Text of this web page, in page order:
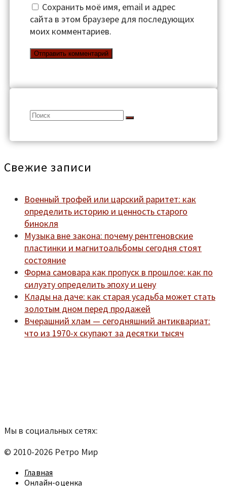
Сохранить моё имя, email и адрес
сайта в этом браузере для последующих
моих комментариев.
Search
Свежие записи
Военный трофей или царский раритет: как
определить историю и ценность старого
бинокля
Музыка вне закона: почему рентгеновские
пластинки и магнитоальбомы сегодня стоят
состояние
Форма самовара как пропуск в прошлое: как по
силуэту определить эпоху и цену
Клады на даче: как старая усадьба может стать
золотым дном перед продажей
Вчерашний хлам — сегодняшний антиквариат:
что из 1970-х скупают за десятки тысяч
Мы в социальных сетях:
© 2010-2026 Ретро Мир
Главная
Онлайн-оценка